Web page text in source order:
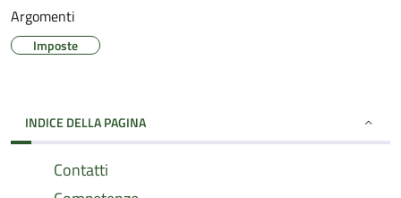
Argomenti
Imposte
INDICE DELLA PAGINA
Contatti